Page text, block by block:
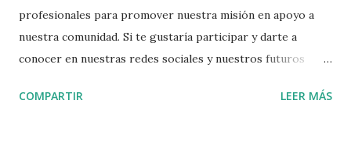
profesionales para promover nuestra misión en apoyo a
nuestra comunidad. Si te gustaría participar y darte a
conocer en nuestras redes sociales y nuestros futuros
negocio en todas nuestras plataformas, entradas para
COMPARTIR LEER MÁS